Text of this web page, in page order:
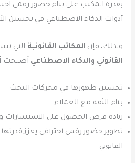
بقدرة المكتب على بناء حضور رقمي
أدوات الذكاء الاصطناعي في تحسين
ولذلك، فإن المكاتب القانونية التي
القانوني والذكاء الاصطناعي أصبحت
تحسين ظهورها في محركات البحث
بناء الثقة مع العملاء
زيادة فرص الحصول على الاستشارات
تطوير حضور رقمي احترافي يعزز
القانوني